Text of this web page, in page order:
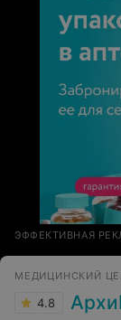
ЭФФЕКТИВНАЯ
МЕДИЦИНСКИЙ
4.8